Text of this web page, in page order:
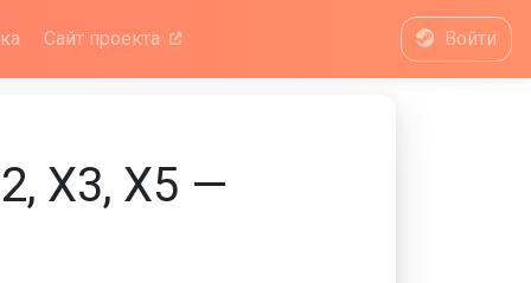
Сайт проекта Войти
X3, X5 —